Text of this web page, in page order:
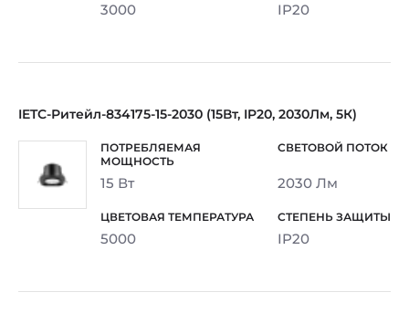
3000 IP20
IETC-Ритейл-834175-15-2030 (15Вт, IP20, 2030Лм, 5К)
15 Вт 2030 Лм
5000 IP20